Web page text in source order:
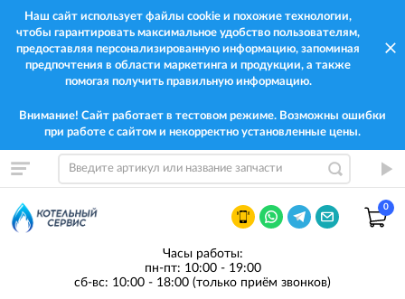
Наш сайт использует файлы cookie и похожие технологии,
чтобы гарантировать максимальное удобство пользователям,
предоставляя персонализированную информацию, запоминая
предпочтения в области маркетинга и продукции, а также
помогая получить правильную информацию.
Внимание! Сайт работает в тестовом режиме. Возможны ошибки
при работе с сайтом и некорректно установленные цены.
0
Часы работы:
пн-пт: 10:00 - 19:00
сб-вс: 10:00 - 18:00 (только приём звонков)